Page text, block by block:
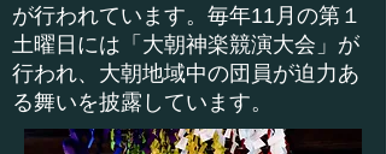
が行われています。毎年11月の第１
土曜日には「大朝神楽競演大会」が
行われ、大朝地域中の団員が迫力あ
る舞いを披露しています。